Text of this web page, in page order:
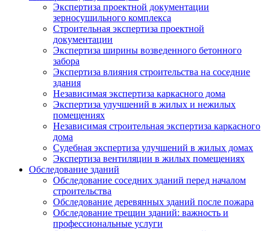
Экспертиза проектной документации
зерносушильного комплекса
Строительная экспертиза проектной
документации
Экспертиза ширины возведенного бетонного
забора
Экспертиза влияния строительства на соседние
здания
Независимая экспертиза каркасного дома
Экспертиза улучшений в жилых и нежилых
помещениях
Независимая строительная экспертиза каркасного
дома
Судебная экспертиза улучшений в жилых домах
Экспертиза вентиляции в жилых помещениях
Обследование зданий
Обследование соседних зданий перед началом
строительства
Обследование деревянных зданий после пожара
Обследование трещин зданий: важность и
профессиональные услуги